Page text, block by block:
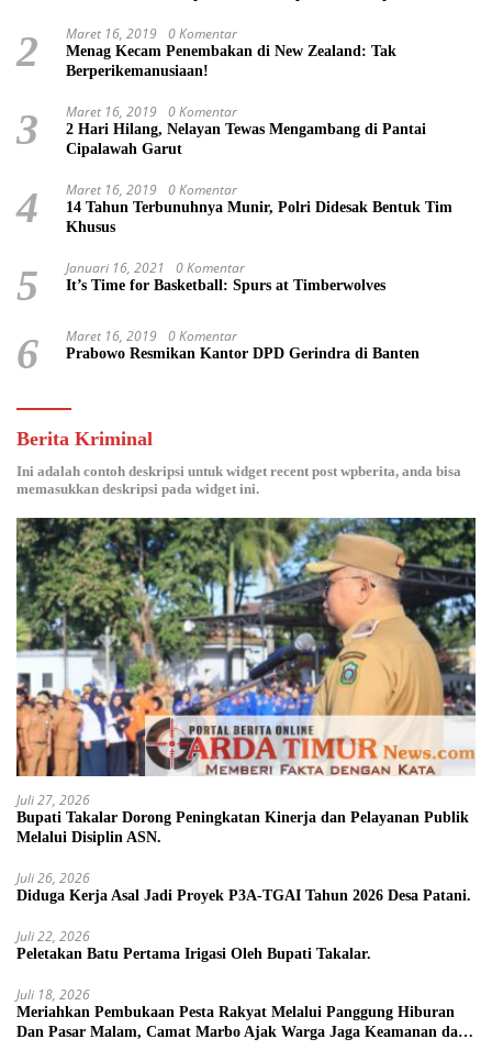
2 Maret 16, 2019 0 Komentar
Menag Kecam Penembakan di New Zealand: Tak
Berperikemanusiaan!
3 Maret 16, 2019 0 Komentar
2 Hari Hilang, Nelayan Tewas Mengambang di Pantai
Cipalawah Garut
4 Maret 16, 2019 0 Komentar
14 Tahun Terbunuhnya Munir, Polri Didesak Bentuk Tim
Khusus
5 Januari 16, 2021 0 Komentar
It’s Time for Basketball: Spurs at Timberwolves
6 Maret 16, 2019 0 Komentar
Prabowo Resmikan Kantor DPD Gerindra di Banten
Berita Kriminal
Ini adalah contoh deskripsi untuk widget recent post wpberita, anda bisa
memasukkan deskripsi pada widget ini.
Juli 27, 2026
Bupati Takalar Dorong Peningkatan Kinerja dan Pelayanan Publik
Melalui Disiplin ASN.
Juli 26, 2026
Diduga Kerja Asal Jadi Proyek P3A-TGAI Tahun 2026 Desa Patani.
Juli 22, 2026
Peletakan Batu Pertama Irigasi Oleh Bupati Takalar.
Juli 18, 2026
Meriahkan Pembukaan Pesta Rakyat Melalui Panggung Hiburan
Dan Pasar Malam, Camat Marbo Ajak Warga Jaga Keamanan dan